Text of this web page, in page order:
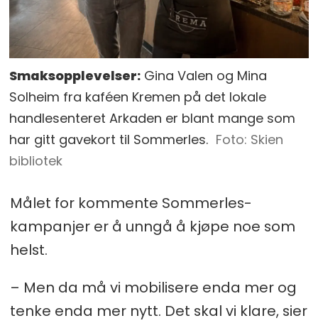
Smaksopplevelser: Gina Valen og Mina
Solheim fra kaféen Kremen på det lokale
handlesenteret Arkaden er blant mange som
har gitt gavekort til Sommerles.
Skien
bibliotek
Målet for kommente Sommerles-
kampanjer er å unngå å kjøpe noe som
helst.
– Men da må vi mobilisere enda mer og
tenke enda mer nytt. Det skal vi klare, sier